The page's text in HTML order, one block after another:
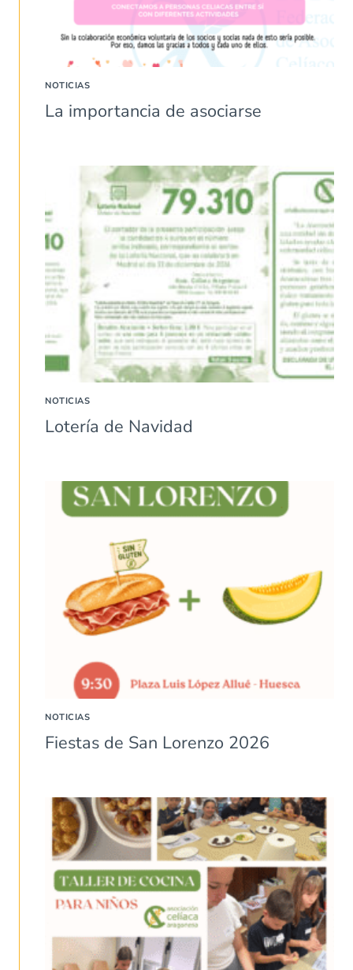
NOTICIAS
La importancia de asociarse
NOTICIAS
Lotería de Navidad
NOTICIAS
Fiestas de San Lorenzo 2026